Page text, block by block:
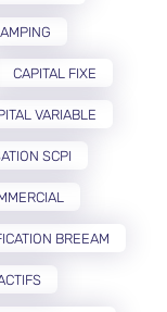
CAPITAL FIXE
VARIABLE
SCPI
BREEAM